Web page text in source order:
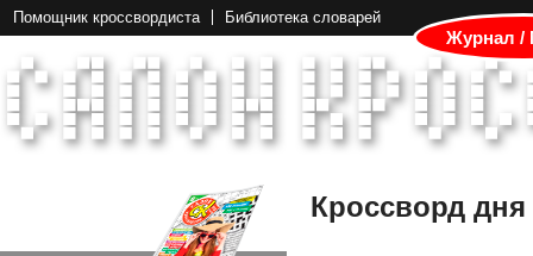
Помощник кроссвордиста Библиотека словарей
Журнал /
Кроссворд дня